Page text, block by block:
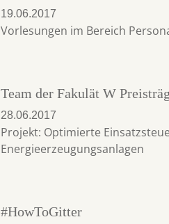
19.06.2017
Vorlesungen im Bereich
Team der Fakulät W
28.06.2017
Projekt: Optimierte
Energieerzeugungsanlagen
#HowToGitter